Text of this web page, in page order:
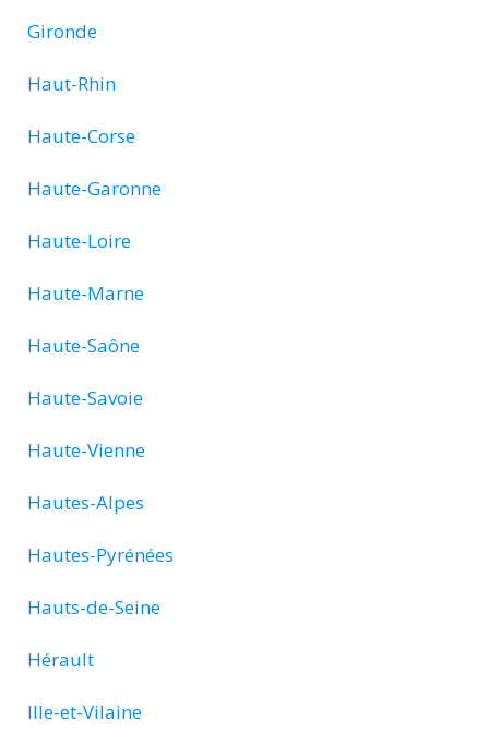
Gironde
Haut-Rhin
Haute-Corse
Haute-Garonne
Haute-Loire
Haute-Marne
Haute-Saône
Haute-Savoie
Haute-Vienne
Hautes-Alpes
Hautes-Pyrénées
Hauts-de-Seine
Hérault
Ille-et-Vilaine